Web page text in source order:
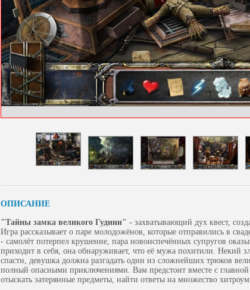
ОПИСАНИЕ
"Тайны замка великого Гудини" - захватывающий дух квест,
Игра рассказывает о паре молодожёнов, которые отправились в
- самолёт потерпел крушение, пара новоиспечённых супругов
приходит в себя, она обнаруживает, что её мужа похитили. Некий
спасти, девушка должна разгадать один из сложнейших трюков
полный опасными приключениями. Вам предстоит вместе с главной
отыскать затерянные предметы, найти ответы на множество